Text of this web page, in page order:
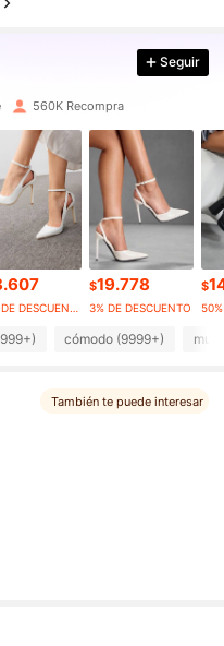
Seguir
560K Recompra
15% DE DESCUENTO
$19.778
3% DE DESCUENTO
$
cómodo (9999+) muy
También te puede interesar